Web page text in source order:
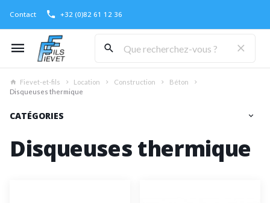
Contact +32 (0)82 61 12 36
Fievet-et-fils Location Construction
Béton
Disqueuses thermique
CATÉGORIES
Disqueuses thermique